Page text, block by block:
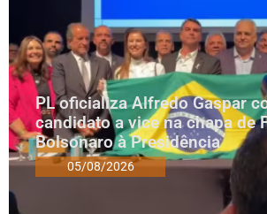
PL oficializa Alfredo Gaspar
candidato a vice na chapa de
Bolsonaro à Presidência
05/08/2026